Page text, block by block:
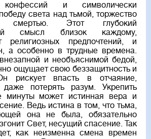
конфессий и символически
света над тьмой, торжество
Этот глубокий
смысл близок каждому,
религиозных предпочтений, и
а особенно в трудные времена.
и необъяснимой бедой,
ощущает свою беззащитность и
рискует впасть в отчаяние,
даже потерять разум. Укрепить
минуты может истинная вера и
Ведь истина в том, что тьма,
она не была, обязательно
Свет, несущий спасение. Так
как неизменна смена времен